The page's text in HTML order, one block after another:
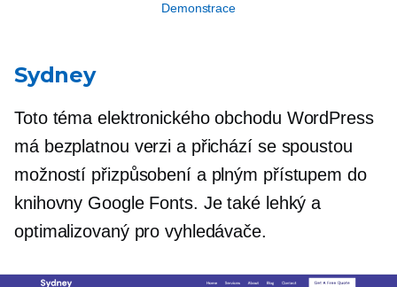
Demonstrace
Sydney
Toto téma elektronického obchodu WordPress
má bezplatnou verzi a přichází se spoustou
možností přizpůsobení a plným přístupem do
knihovny Google Fonts. Je také lehký a
optimalizovaný pro vyhledávače.